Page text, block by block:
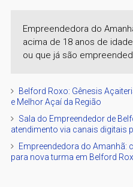
Empreendedora do
acima de 18 anos de
ou que já são
Belford Roxo: Gênesis
e Melhor Açaí da Região
Sala do Empreendedor de
atendimento via canais digitais
Empreendedora do Amanhã:
para nova turma em Belford